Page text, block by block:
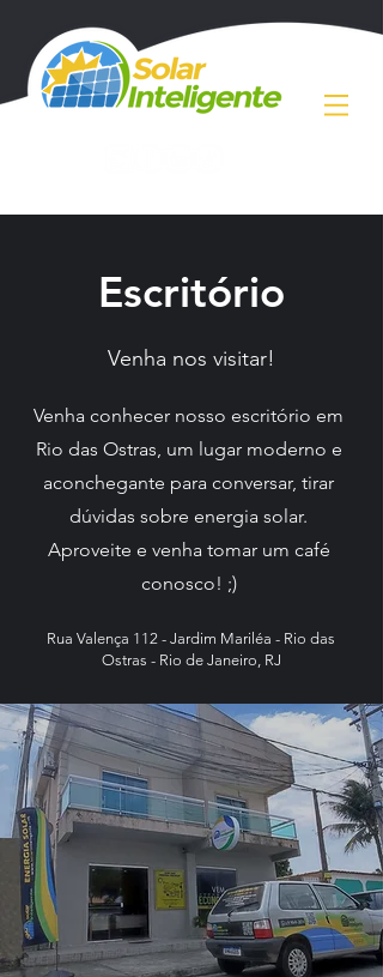
Escritório
Venha nos visitar!
​Venha conhecer nosso escritório em
Rio das Ostras, um lugar moderno e
aconchegante para conversar, tirar
dúvidas sobre energia solar.
Aproveite e venha tomar um café
conosco! ;)
Rua Valença 112 - Jardim Mariléa - Rio das
Ostras - Rio de Janeiro, RJ